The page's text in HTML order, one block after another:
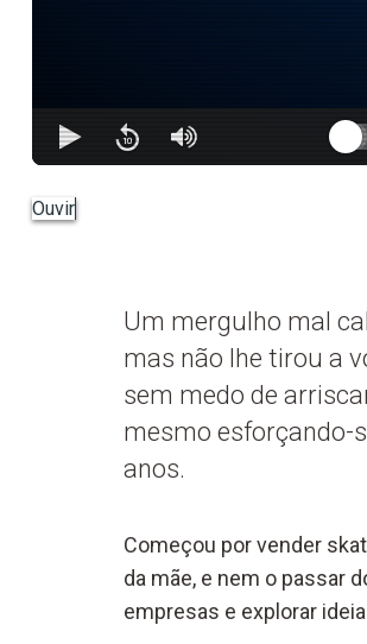
Ouvir
Um mergulho mal
mas não lhe tirou a
sem medo de
mesmo esforçando-
anos.
Começou por vender
da mãe, e nem o passar
empresas e explorar